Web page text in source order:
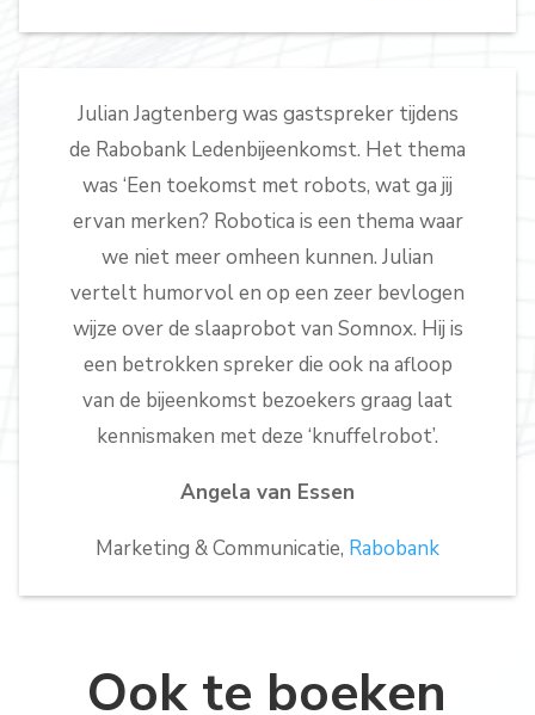
Julian Jagtenberg was gastspreker tijdens
de Rabobank Ledenbijeenkomst. Het thema
was ‘Een toekomst met robots, wat ga jij
ervan merken? Robotica is een thema waar
we niet meer omheen kunnen. Julian
vertelt humorvol en op een zeer bevlogen
wijze over de slaaprobot van Somnox. Hij is
een betrokken spreker die ook na afloop
van de bijeenkomst bezoekers graag laat
kennismaken met deze ‘knuffelrobot’.
Angela van Essen
Marketing & Communicatie, Rabobank
Ook te boeken